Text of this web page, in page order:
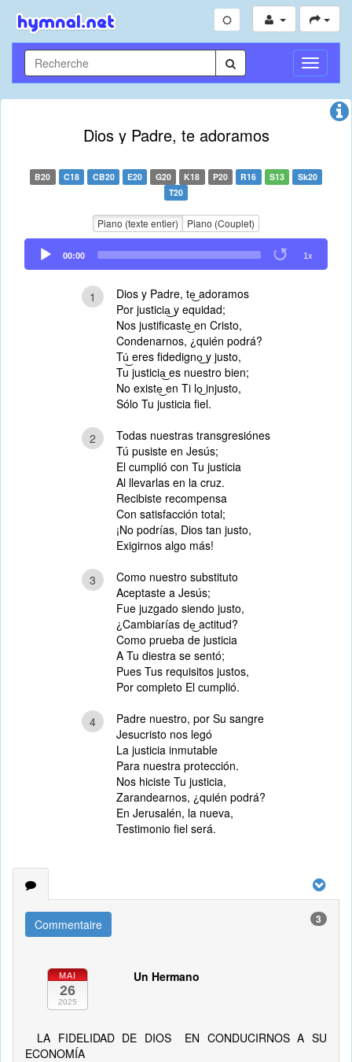
Toggle
Dios y Padre, te adoramos
B20 C18 CB20 E20 G20 K18 P20 R16 S13
Sk20
T20
Piano (texte entier) Piano (Couplet)
Audio
Player
00:00 1x
1
Dios y Padre, te͜ adoramos
Por justicia͜ y equidad;
Nos justificaste͜ en Cristo,
Condenarnos, ¿quién podrá?
Tú͜ eres fidedigno͜ y justo,
Tu justicia͜ es nuestro bien;
No existe͜ en Ti lo͜ injusto,
Sólo Tu justicia fiel.
2
Todas nuestras transgresiónes
Tú pusiste en Jesús;
El cumplió con Tu justicia
Al llevarlas en la cruz.
Recibiste recompensa
Con satisfacción total;
¡No podrías, Dios tan justo,
Exigirnos algo más!
3
Como nuestro substituto
Aceptaste a Jesús;
Fue juzgado siendo justo,
¿Cambiarías de͜ actitud?
Como prueba de justicia
A Tu diestra se sentó;
Pues Tus requisitos justos,
Por completo El cumplió.
4
Padre nuestro, por Su sangre
Jesucristo nos legó
La justicia inmutable
Para nuestra protección.
Nos hiciste Tu justicia,
Zarandearnos, ¿quién podrá?
En Jerusalén, la nueva,
Testimonio fiel será.
Commentaire 3
MAI
26
2025
Un Hermano
LA FIDELIDAD DE DIOS EN CONDUCIRNOS A SU
ECONOMÍA